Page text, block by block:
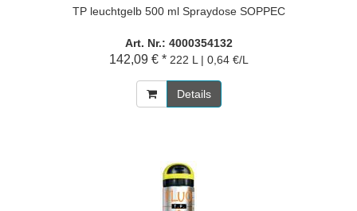
TP leuchtgelb 500 ml Spraydose SOPPEC
Art. Nr.: 4000354132
142,09 € * 222 L | 0,64 €/L
Details